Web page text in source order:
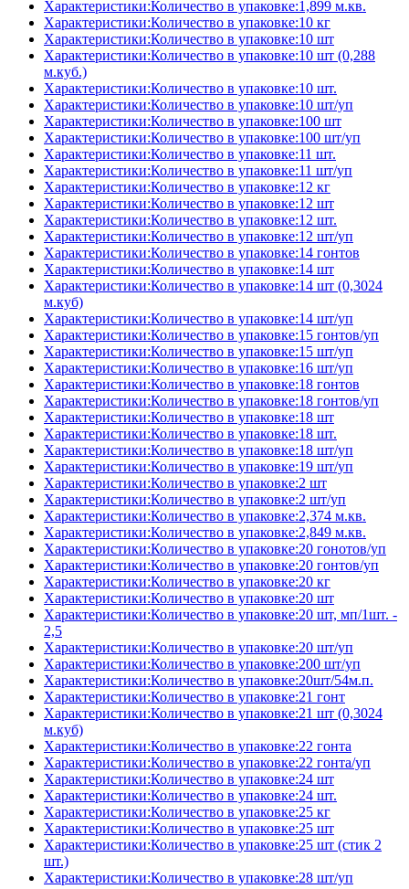
Характеристики:Количество в упаковке:1,899 м.кв.
Характеристики:Количество в упаковке:10 кг
Характеристики:Количество в упаковке:10 шт
Характеристики:Количество в упаковке:10 шт (0,288
м.куб.)
Характеристики:Количество в упаковке:10 шт.
Характеристики:Количество в упаковке:10 шт/уп
Характеристики:Количество в упаковке:100 шт
Характеристики:Количество в упаковке:100 шт/уп
Характеристики:Количество в упаковке:11 шт.
Характеристики:Количество в упаковке:11 шт/уп
Характеристики:Количество в упаковке:12 кг
Характеристики:Количество в упаковке:12 шт
Характеристики:Количество в упаковке:12 шт.
Характеристики:Количество в упаковке:12 шт/уп
Характеристики:Количество в упаковке:14 гонтов
Характеристики:Количество в упаковке:14 шт
Характеристики:Количество в упаковке:14 шт (0,3024
м.куб)
Характеристики:Количество в упаковке:14 шт/уп
Характеристики:Количество в упаковке:15 гонтов/уп
Характеристики:Количество в упаковке:15 шт/уп
Характеристики:Количество в упаковке:16 шт/уп
Характеристики:Количество в упаковке:18 гонтов
Характеристики:Количество в упаковке:18 гонтов/уп
Характеристики:Количество в упаковке:18 шт
Характеристики:Количество в упаковке:18 шт.
Характеристики:Количество в упаковке:18 шт/уп
Характеристики:Количество в упаковке:19 шт/уп
Характеристики:Количество в упаковке:2 шт
Характеристики:Количество в упаковке:2 шт/уп
Характеристики:Количество в упаковке:2,374 м.кв.
Характеристики:Количество в упаковке:2,849 м.кв.
Характеристики:Количество в упаковке:20 гонотов/уп
Характеристики:Количество в упаковке:20 гонтов/уп
Характеристики:Количество в упаковке:20 кг
Характеристики:Количество в упаковке:20 шт
Характеристики:Количество в упаковке:20 шт, мп/1шт. -
2,5
Характеристики:Количество в упаковке:20 шт/уп
Характеристики:Количество в упаковке:200 шт/уп
Характеристики:Количество в упаковке:20шт/54м.п.
Характеристики:Количество в упаковке:21 гонт
Характеристики:Количество в упаковке:21 шт (0,3024
м.куб)
Характеристики:Количество в упаковке:22 гонта
Характеристики:Количество в упаковке:22 гонта/уп
Характеристики:Количество в упаковке:24 шт
Характеристики:Количество в упаковке:24 шт.
Характеристики:Количество в упаковке:25 кг
Характеристики:Количество в упаковке:25 шт
Характеристики:Количество в упаковке:25 шт (стик 2
шт.)
Характеристики:Количество в упаковке:28 шт/уп